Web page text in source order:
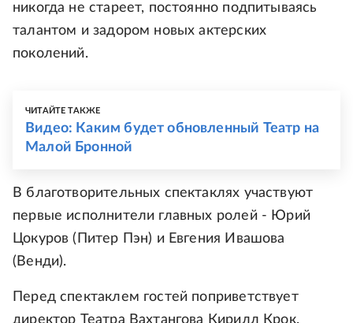
никогда не стареет, постоянно подпитываясь
талантом и задором новых актерских
поколений.
ЧИТАЙТЕ ТАКЖЕ
Видео: Каким будет обновленный Театр на
Малой Бронной
В благотворительных спектаклях участвуют
первые исполнители главных ролей - Юрий
Цокуров (Питер Пэн) и Евгения Ивашова
(Венди).
Перед спектаклем гостей поприветствует
директор Театра Вахтангова Кирилл Крок.